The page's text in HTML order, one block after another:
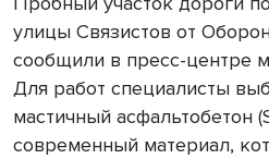
улицы Связистов от
сообщили в пресс-центре
Для работ специалисты
мастичный асфальтобетон
современный материал,